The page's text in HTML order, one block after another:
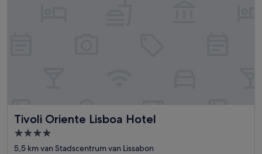
Tivoli Oriente Lisboa Hotel
Tivoli Oriente Lisboa Hotel
4.0-
sterrenaccommodatie
5,5 km van Stadscentrum van Lissabon